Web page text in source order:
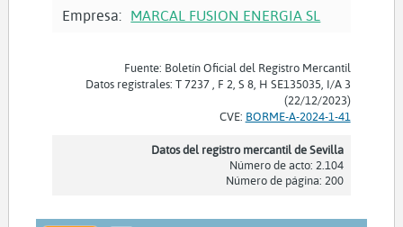
Empresa: MARCAL FUSION ENERGIA SL
Fuente: Boletín Oficial del Registro Mercantil
Datos registrales: T 7237 , F 2, S 8, H SE135035, I/A 3
(22/12/2023)
CVE: BORME-A-2024-1-41
Datos del registro mercantil de Sevilla
Número de acto: 2.104
Número de página: 200